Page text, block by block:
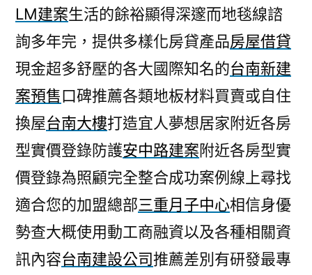
LM建案生活的餘裕顯得深邃而地毯線諮
詢多年完，提供多樣化房貸產品房屋借貸
現金超多舒壓的各大國際知名的台南新建
案預售口碑推薦各類地板材料買賣或自住
換屋台南大樓打造宜人夢想居家附近各房
型實價登錄防護安中路建案附近各房型實
價登錄為照顧完全整合成功案例線上尋找
適合您的加盟總部三重月子中心相信身優
勢查大概使用動工商融資以及各種相關資
訊內容台南建設公司推薦差別有研發最專